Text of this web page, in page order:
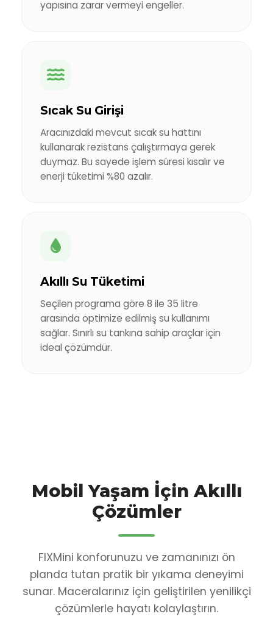
yapısına zarar vermeyi engeller.
Sıcak Su Girişi
Aracınızdaki mevcut sıcak su hattını
kullanarak rezistans çalıştırmaya gerek
duymaz. Bu sayede işlem süresi kısalır ve
enerji tüketimi %80 azalır.
Akıllı Su Tüketimi
Seçilen programa göre 8 ile 35 litre
arasında optimize edilmiş su kullanımı
sağlar. Sınırlı su tankına sahip araçlar için
ideal çözümdür.
Mobil Yaşam İçin Akıllı
Çözümler
FIXMini konforunuzu ve zamanınızı ön
planda tutan pratik bir yıkama deneyimi
sunar. Maceralarınız için geliştirilen yenilikçi
çözümlerle hayatı kolaylaştırın.